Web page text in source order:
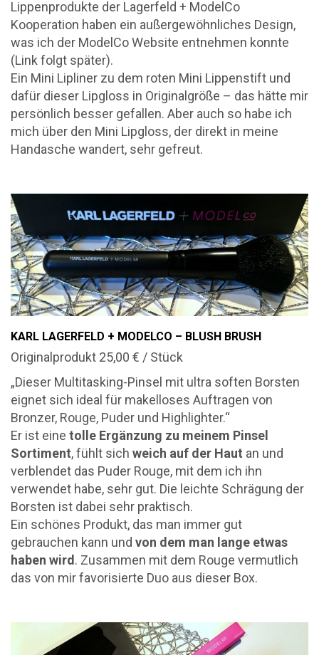
Lippenprodukte der Lagerfeld + ModelCo
Kooperation haben ein außergewöhnliches Design,
was ich der ModelCo Website entnehmen konnte
(Link folgt später).
Ein Mini Lipliner zu dem roten Mini Lippenstift und
dafür dieser Lipgloss in Originalgröße – das hätte mir
persönlich besser gefallen. Aber auch so habe ich
mich über den Mini Lipgloss, der direkt in meine
Handasche wandert, sehr gefreut.
KARL LAGERFELD + MODELCO – BLUSH BRUSH
Originalprodukt 25,00 € / Stück
„Dieser Multitasking-Pinsel mit ultra soften Borsten
eignet sich ideal für makelloses Auftragen von
Bronzer, Rouge, Puder und Highlighter.“
Er ist eine tolle Ergänzung zu meinem Pinsel
Sortiment, fühlt sich weich auf der Haut an und
verblendet das Puder Rouge, mit dem ich ihn
verwendet habe, sehr gut. Die leichte Schrägung der
Borsten ist dabei sehr praktisch.
Ein schönes Produkt, das man immer gut
gebrauchen kann und von dem man lange etwas
haben wird. Zusammen mit dem Rouge vermutlich
das von mir favorisierte Duo aus dieser Box.